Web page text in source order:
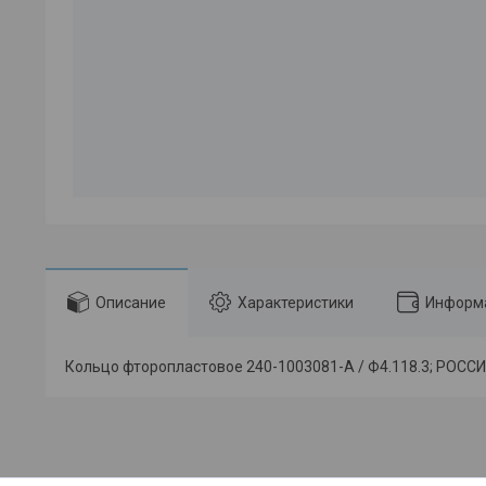
Описание Характеристики
Кольцо фторопластовое 240-1003081-А / Ф4.118.3;